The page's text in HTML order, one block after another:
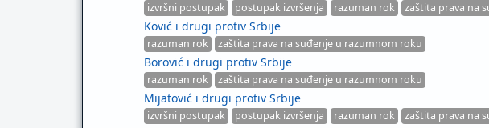
izvršni postupak postupak izvršenja razuman rok zaštita prava na
Ković i drugi protiv Srbije
razuman rok zaštita prava na suđenje u razumnom roku
Borović i drugi protiv Srbije
razuman rok zaštita prava na suđenje u razumnom roku
Mijatović i drugi protiv Srbije
izvršni postupak postupak izvršenja razuman rok zaštita prava na